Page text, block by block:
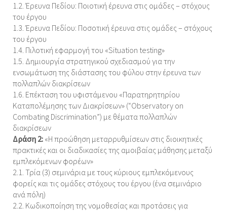
1.2. Έρευνα Πεδίου: Ποιοτική έρευνα στις ομάδες – στόχους
του έργου
1.3. Έρευνα Πεδίου: Ποσοτική έρευνα στις ομάδες – στόχους
του έργου
1.4. Πιλοτική εφαρμογή του «Situation testing»
1.5. Δημιουργία στρατηγικού σχεδιασμού για την
ενσωμάτωση της διάστασης του φύλου στην έρευνα των
πολλαπλών διακρίσεων
1.6. Επέκταση του υφιστάμενου «Παρατηρητηρίου
Καταπολέμησης των Διακρίσεων» (“Observatory on
Combating Discrimination”) με θέματα πολλαπλών
διακρίσεων
Δράση 2: «Η προώθηση μεταρρυθμίσεων στις διοικητικές
πρακτικές και οι διαδικασίες της αμοιβαίας μάθησης μεταξύ
εμπλεκόμενων φορέων»
2.1. Τρία (3) σεμινάρια με τους κύριους εμπλεκόμενους
φορείς και τις ομάδες στόχους του έργου (ένα σεμινάριο
ανά πόλη)
2.2. Κωδικοποίηση της νομοθεσίας και προτάσεις για